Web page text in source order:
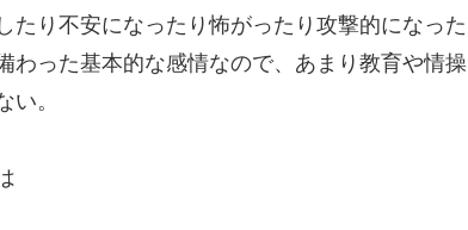
たり不安になったり怖がったり攻撃的になった
わった基本的な感情なので、あまり教育や情操
。